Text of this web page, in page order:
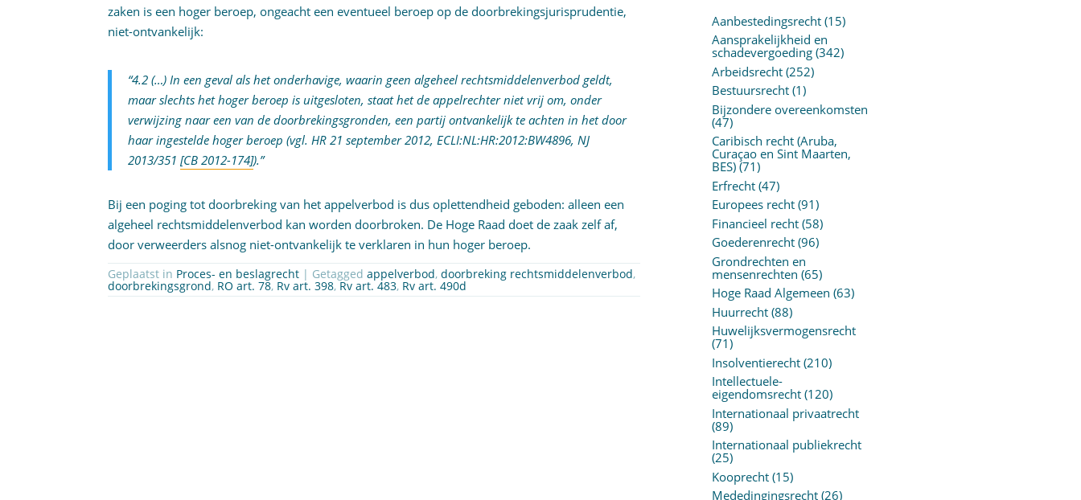
zaken is een hoger beroep, ongeacht een eventueel beroep op de doorbrekingsjurisprudentie,
niet-ontvankelijk:
“4.2 (…) In een geval als het onderhavige, waarin geen algeheel rechtsmiddelenverbod geldt,
maar slechts het hoger beroep is uitgesloten, staat het de appelrechter niet vrij om, onder
verwijzing naar een van de doorbrekingsgronden, een partij ontvankelijk te achten in het door
haar ingestelde hoger beroep (vgl. HR 21 september 2012, ECLI:NL:HR:2012:BW4896, NJ
2013/351[CB 2012-174]).”
Bij een poging tot doorbreking van het appelverbod is dus oplettendheid geboden: alleen een
algeheel rechtsmiddelenverbod kan worden doorbroken. De Hoge Raad doet de zaak zelf af,
door verweerders alsnog niet-ontvankelijk te verklaren in hun hoger beroep.
Geplaatst in Proces- en beslagrecht | Getaggedappelverbod,doorbreking rechtsmiddelenverbod,
doorbrekingsgrond, RO art. 78, Rv art. 398,Rv art. 483, Rv art. 490d
Aanbestedingsrecht(15)
Aansprakelijkheid en
schadevergoeding(342)
Arbeidsrecht(252)
Bestuursrecht(1)
Bijzondere overeenkomsten
(47)
Caribisch recht (Aruba,
Curaçao en Sint Maarten,
BES)(71)
Erfrecht(47)
Europees recht(91)
Financieel recht(58)
Goederenrecht(96)
Grondrechten en
mensenrechten (65)
Hoge Raad Algemeen (63)
Huurrecht(88)
Huwelijksvermogensrecht
(71)
Insolventierecht(210)
Intellectuele-
eigendomsrecht(120)
Internationaal privaatrecht
(89)
Internationaal publiekrecht
(25)
Kooprecht(15)
Mededingingsrecht(26)